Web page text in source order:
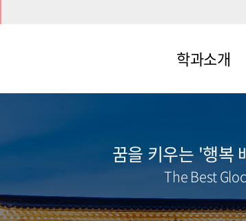
학과소개
메뉴1-2
꿈을 키우는 '행복
The Best